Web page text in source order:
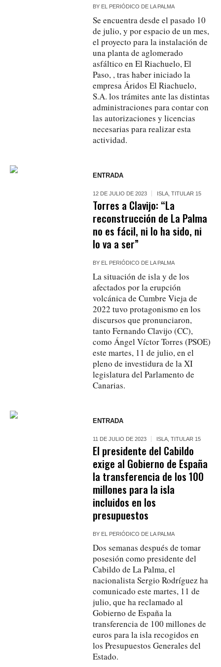
BY EL PERIÓDICO DE LA PALMA
Se encuentra desde el pasado 10
de julio, y por espacio de un mes,
el proyecto para la instalación de
una planta de aglomerado
asfáltico en El Riachuelo, El
Paso, , tras haber iniciado la
empresa Áridos El Riachuelo,
S.A. los trámites ante las distintas
administraciones para contar con
las autorizaciones y licencias
necesarias para realizar esta
actividad.
ENTRADA
12 DE JULIO DE 2023 ISLA ,TITULAR 15
Torres a Clavijo: “La
reconstrucción de La Palma
no es fácil, ni lo ha sido, ni
lo va a ser”
BY EL PERIÓDICO DE LA PALMA
La situación de isla y de los
afectados por la erupción
volcánica de Cumbre Vieja de
2022 tuvo protagonismo en los
discursos que pronunciaron,
tanto Fernando Clavijo (CC),
como Ángel Víctor Torres (PSOE)
este martes, 11 de julio, en el
pleno de investidura de la XI
legislatura del Parlamento de
Canarias.
ENTRADA
11 DE JULIO DE 2023 ISLA ,TITULAR 15
El presidente del Cabildo
exige al Gobierno de España
la transferencia de los 100
millones para la isla
incluidos en los
presupuestos
BY EL PERIÓDICO DE LA PALMA
Dos semanas después de tomar
posesión como presidente del
Cabildo de La Palma, el
nacionalista Sergio Rodríguez ha
comunicado este martes, 11 de
julio, que ha reclamado al
Gobierno de España la
transferencia de 100 millones de
euros para la isla recogidos en
los Presupuestos Generales del
Estado.